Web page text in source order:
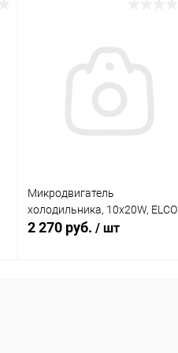
Микродвигатель
холодильника, 10х20W, ELCO
2 270 руб. / шт